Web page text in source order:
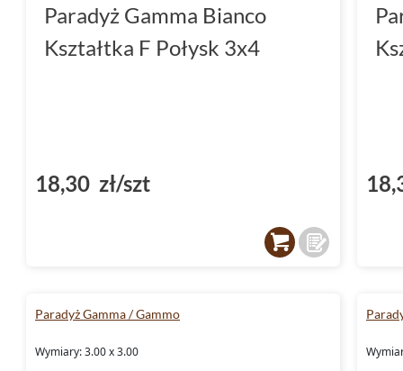
Paradyż Gamma Bianco
Kształtka F Połysk 3x4
18,30 zł/szt
Paradyż Gamma / Gammo
Wymiary: 3.00 x 3.00